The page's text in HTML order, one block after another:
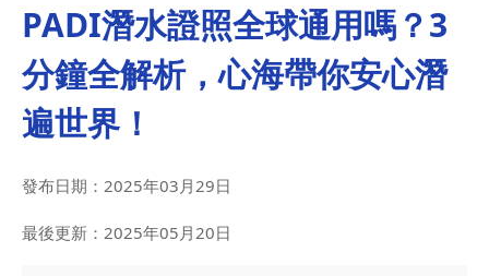
PADI潛水證照全球通用嗎？3
分鐘全解析，心海帶你安心潛
遍世界！
發布日期： 2025年03月29日
最後更新： 2025年05月20日